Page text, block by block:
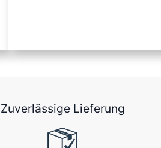
Zuverlässige Lieferung